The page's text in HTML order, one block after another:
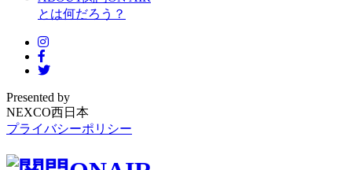
とは何だろう？
Presented by
NEXCO西日本
プライバシーポリシー